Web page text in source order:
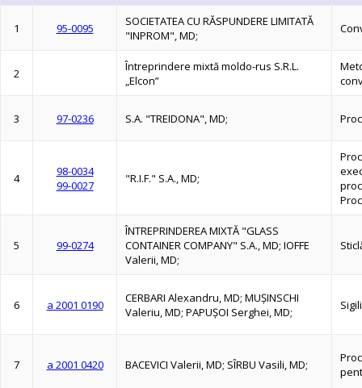
1 95-0095
SOCIETATEA CU RĂSPUNDERE LIMITATĂ
"INPROM", MD;
2
Întreprindere mixtă moldo-rus S.R.L.
„Elcon”
3 97-0236 S.A. "TREIDONA", MD;
4
98-0034
99-0027
"R.I.F." S.A., MD;
5 99-0274
ÎNTREPRINDEREA MIXTĂ "GLASS
CONTAINER COMPANY" S.A., MD; IOFFE
Valerii, MD;
6 a 2001 0190
CERBARI Alexandru, MD; MUŞINSCHI
Valeriu, MD; PAPUŞOI Serghei, MD;
7 a 2001 0420 BACEVICI Valerii, MD; SÎRBU Vasili, MD;